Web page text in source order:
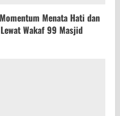
Menata Hati dan
Wakaf 99 Masjid